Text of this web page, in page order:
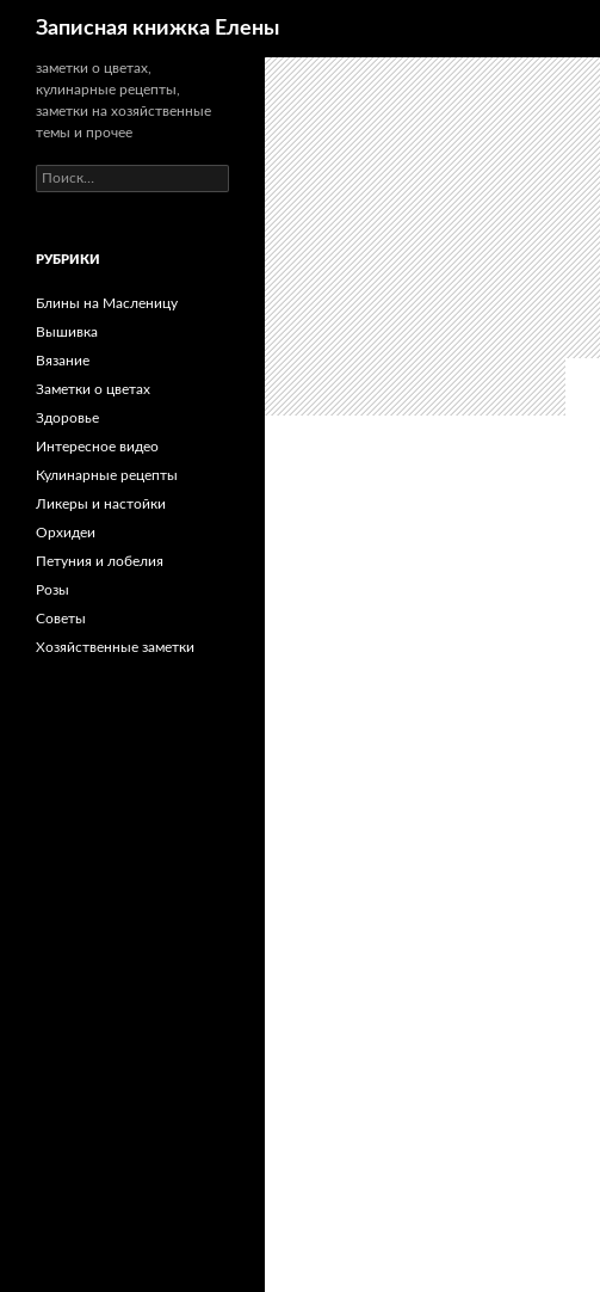
Записная книжка Елены
заметки о цветах,
кулинарные рецепты,
заметки на хозяйственные
темы и прочее
Найти:
РУБРИКИ
Блины на Масленицу
Вышивка
Вязание
Заметки о цветах
Здоровье
Интересное видео
Кулинарные рецепты
Ликеры и настойки
Орхидеи
Петуния и лобелия
Розы
Советы
Хозяйственные заметки